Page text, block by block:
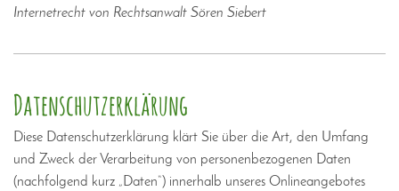
Internetrecht von Rechtsanwalt Sören Siebert
Datenschutzerklärung
Diese Datenschutzerklärung klärt Sie über die Art, den Umfang
und Zweck der Verarbeitung von personenbezogenen Daten
(nachfolgend kurz „Daten“) innerhalb unseres Onlineangebotes